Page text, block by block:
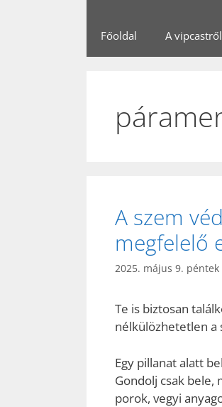
Főoldal A vipcastről
A szem
megfelelő
2025. május 9. péntek
Te is biztosan
nélkülözhetetlen a
Egy pillanat alatt
Gondolj csak
porok, vegyi